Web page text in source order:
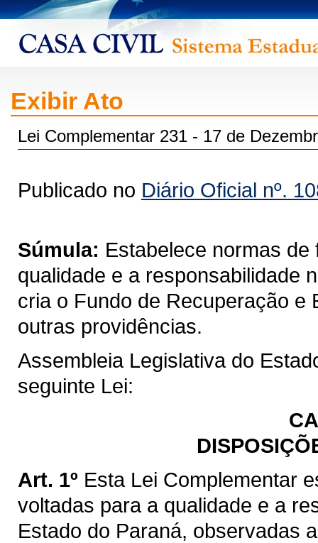
Exibir Ato
Lei Complementar 231 - 17 de
Publicado no Diário Oficial nº.
Súmula: Estabelece normas
qualidade e a responsabilidade
cria o Fundo de Recuperação e
outras providências.
Assembleia Legislativa do
seguinte Lei:
Art. 1º Esta Lei Complementar
voltadas para a qualidade e a
Estado do Paraná, observadas